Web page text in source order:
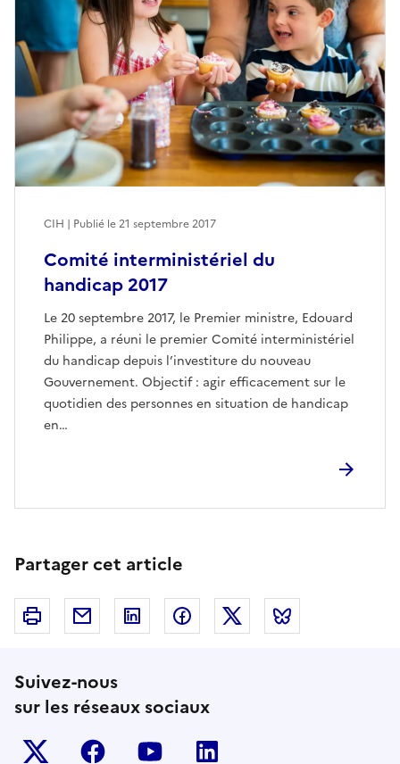
Comité interministériel du
handicap 2017
Le 20 septembre 2017, le Premier ministre, Edouard
Philippe, a réuni le premier Comité interministériel
du handicap depuis l’investiture du nouveau
Gouvernement. Objectif : agir efficacement sur le
quotidien des personnes en situation de handicap
en…
CIH | Publié le21 septembre 2017
Partager cet article
Imprimer Courriel Linkedin FacebookTwitter
Suivez-nous
sur les réseaux sociaux
Twitter-x facebook youtube